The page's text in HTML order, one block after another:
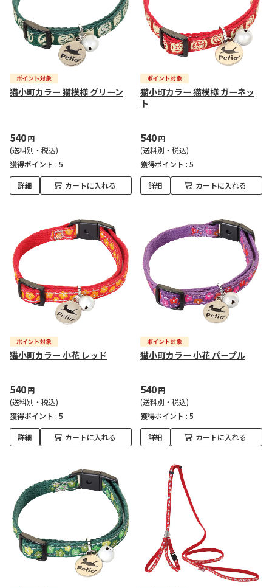
猫小町カラー 猫模様 グリーン
540円
(送料別・税込)
獲得ポイント : 5
詳細 カートに入れる
猫小町カラー 猫模様 ガーネッ
ト
540円
(送料別・税込)
獲得ポイント : 5
詳細 カートに入れる
猫小町カラー 小花 レッド
540円
(送料別・税込)
獲得ポイント : 5
詳細 カートに入れる
猫小町カラー 小花 パープル
540円
(送料別・税込)
獲得ポイント : 5
詳細 カートに入れる